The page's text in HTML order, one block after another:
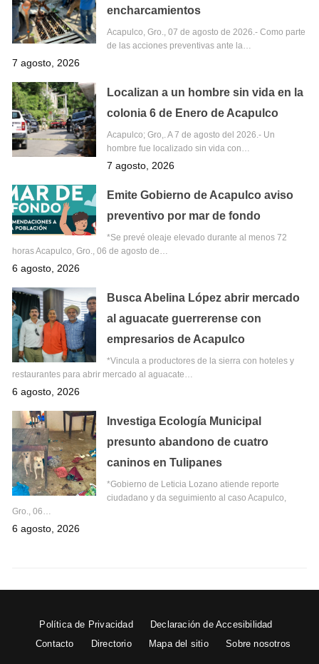
encharcamientos
Acapulco, Gro., 07 de agosto de 2026.- Como parte
de las acciones preventivas ante la…
7 agosto, 2026
Localizan a un hombre sin vida en la
colonia 6 de Enero de Acapulco
Acapulco; Gro,. A 7 de agosto del 2026.- Un
hombre fue localizado sin vida con…
7 agosto, 2026
Emite Gobierno de Acapulco aviso
preventivo por mar de fondo
*Se prevé oleaje elevado durante al menos 72
horas Acapulco, Gro., 06 de agosto de…
6 agosto, 2026
Busca Abelina López abrir mercado
al aguacate guerrerense con
empresarios de Acapulco
*Vincula a productores de la sierra con hoteles y
restaurantes para abrir mercado al aguacate…
6 agosto, 2026
Investiga Ecología Municipal
presunto abandono de cuatro
caninos en Tulipanes
*Gobierno de Leticia Lozano atiende reporte
ciudadano y da seguimiento al caso Acapulco,
Gro., 06…
6 agosto, 2026
Política de Privacidad
Declaración de Accesibilidad
Contacto
Directorio Mapa del sitio Sobre nosotros